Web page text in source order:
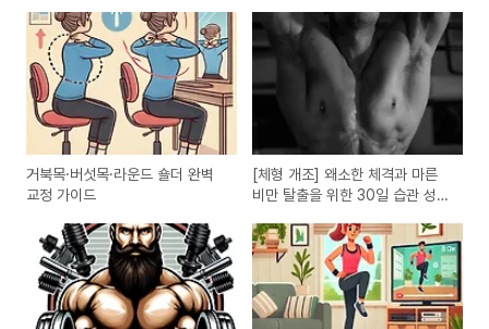
거북목·버섯목·라운드 숄더 완벽
교정 가이드
[체형 개조] 왜소한 체격과 마른
비만 탈출을 위한 30일 습관 성형